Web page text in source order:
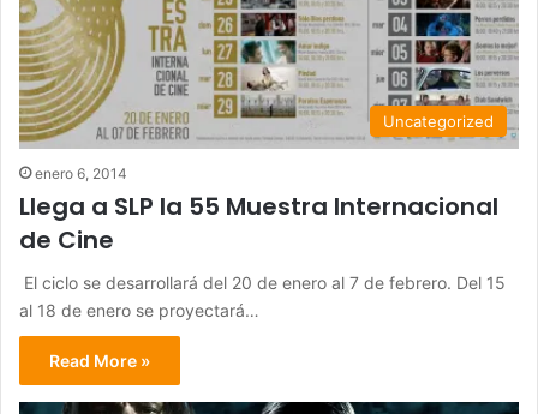
Uncategorized
enero 6, 2014
Llega a SLP la 55 Muestra Internacional
de Cine
El ciclo se desarrollará del 20 de enero al 7 de febrero. Del 15
al 18 de enero se proyectará…
Read More »